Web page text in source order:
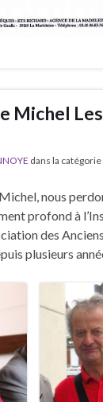
Michel
dans la catégorie
nous
profond à
des
plusieurs